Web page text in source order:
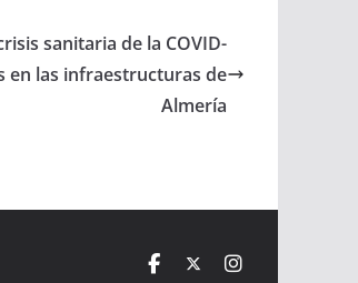
sanitaria de la COVID-
en las infraestructuras de
Almería